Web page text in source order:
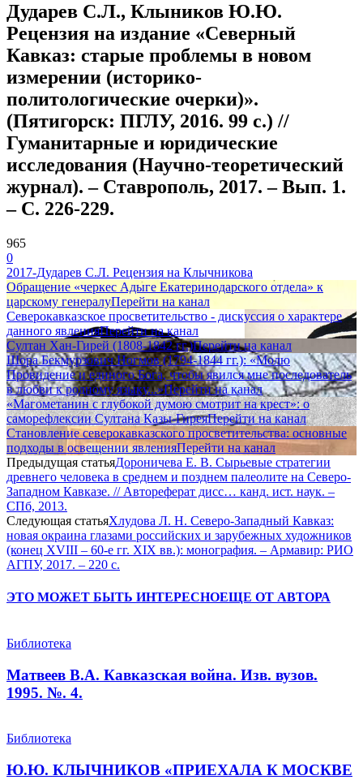
Дударев С.Л., Клыников Ю.Ю.
Рецензия на издание «Северный
Кавказ: старые проблемы в новом
измерении (историко-
политологические очерки)».
(Пятигорск: ПГЛУ, 2016. 99 с.) //
Гуманитарные и юридические
исследования (Научно-теоретический
журнал). – Ставрополь, 2017. – Вып. 1.
– С. 226-229.
965
0
2017-Дударев С.Л. Рецензия на Клычникова
Обращение «черкес Адыге Екатеринодарского отдела» к
царскому генералуПерейти на канал
Северокавказское просветительство - дискуссия о характере
данного явленияПерейти на канал
Султан Хан-Гирей (1808-1842 гг.)Перейти на канал
Шора Бекмурзович Ногмов (1794-1844 гг.): «Молю
Провидение и единого Бога, чтобы явился мне последователь
в любви к родному языку...»Перейти на канал
«Магометанин с глубокой думою смотрит на крест»: о
саморефлексии Султана Казы-ГиреяПерейти на канал
Становление северокавказского просветительства: основные
подходы в освещении явленияПерейти на канал
Предыдущая статьяДороничева Е. В. Сырьевые стратегии
древнего человека в среднем и позднем палеолите на Северо-
Западном Кавказе. // Автореферат дисс… канд. ист. наук. –
СПб, 2013.
Следующая статьяХлудова Л. Н. Северо-Западный Кавказ:
новая окраина глазами российских и зарубежных художников
(конец XVIII – 60-е гг. XIX вв.): монография. – Армавир: РИО
АГПУ, 2017. – 220 с.
ЭТО МОЖЕТ БЫТЬ ИНТЕРЕСНОЕЩЕ ОТ АВТОРА
Библиотека
Матвеев В.А. Кавказская война. Изв. вузов.
1995. №. 4.
Библиотека
Ю.Ю. КЛЫЧНИКОВ «ПРИЕХАЛА К МОСКВЕ